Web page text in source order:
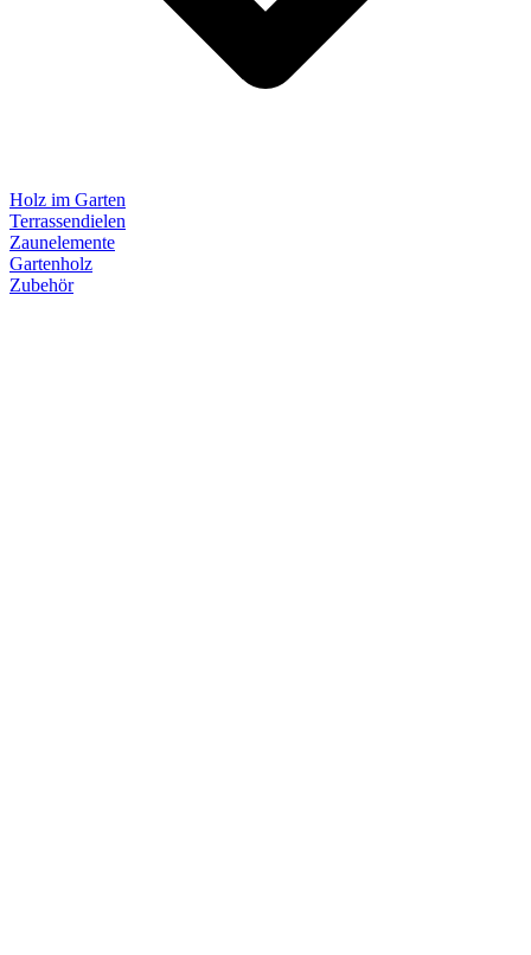
Holz im Garten
Terrassendielen
Zaunelemente
Gartenholz
Zubehör